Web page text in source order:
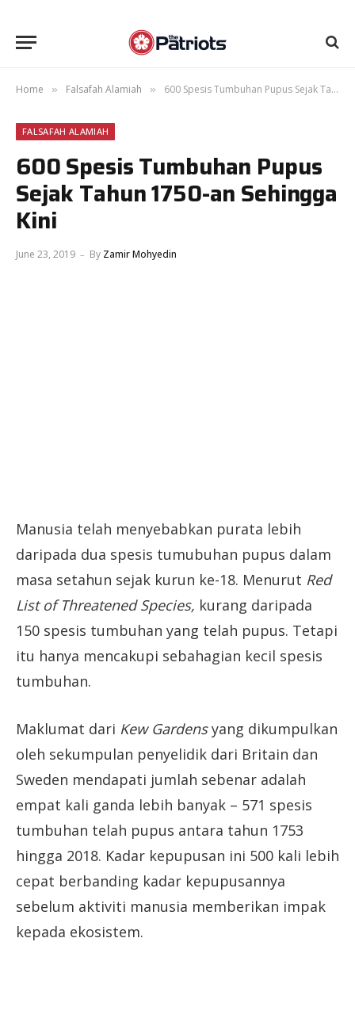
Home » Falsafah Alamiah » 600 Spesis Tumbuhan Pupus Sejak Tahun 1750-an Sehingga Kini
FALSAFAH ALAMIAH
600 Spesis Tumbuhan Pupus
Sejak Tahun 1750-an Sehingga
Kini
June 23, 2019 By Zamir Mohyedin
Manusia telah menyebabkan purata lebih
daripada dua spesis tumubuhan pupus dalam
masa setahun sejak kurun ke-18. Menurut Red
List of Threatened Species, kurang daripada
150 spesis tumbuhan yang telah pupus. Tetapi
itu hanya mencakupi sebahagian kecil spesis
tumbuhan.
Maklumat dari Kew Gardensyang dikumpulkan
oleh sekumpulan penyelidik dari Britain dan
Sweden mendapati jumlah sebenar adalah
empat kali ganda lebih banyak – 571 spesis
tumbuhan telah pupus antara tahun 1753
hingga 2018. Kadar kepupusan ini 500 kali lebih
cepat berbanding kadar kepupusannya
sebelum aktiviti manusia memberikan impak
kepada ekosistem.